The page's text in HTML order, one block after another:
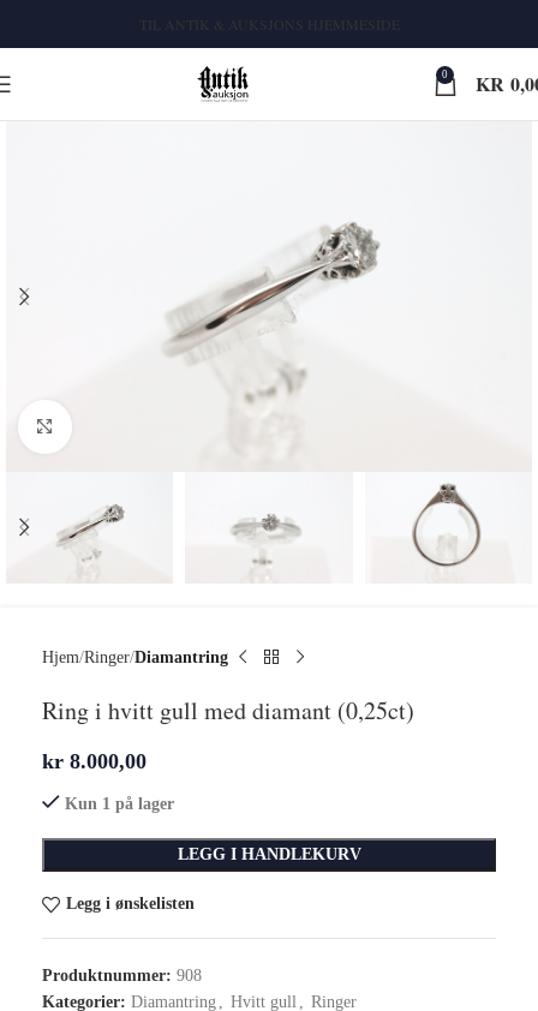
TIL ANTIK & AUKSJONS HJEMMESIDE
0 KR
Hjem Ringer Diamantring
Ring i hvitt gull med diamant (0,25ct)
kr 8.000,00
Kun 1 på lager
LEGG I HANDLEKURV
Legg i ønskelisten
Produktnummer: 908
Kategorier: Diamantring Hvitt gull Ringer